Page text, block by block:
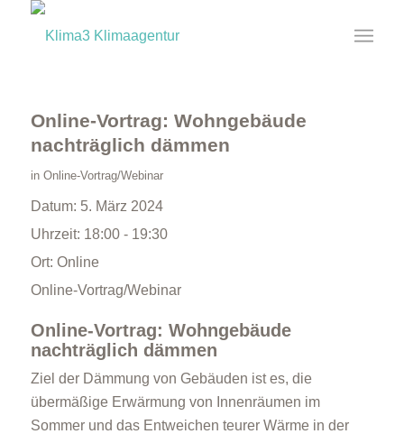
Online-Vortrag: Wohngebäude
nachträglich dämmen
in Online-Vortrag/Webinar
Datum: 5. März 2024
Uhrzeit: 18:00 - 19:30
Ort: Online
Online-Vortrag/Webinar
Online-Vortrag: Wohngebäude
nachträglich dämmen
Ziel der Dämmung von Gebäuden ist es, die
übermäßige Erwärmung von Innenräumen im
Sommer und das Entweichen teurer Wärme in der